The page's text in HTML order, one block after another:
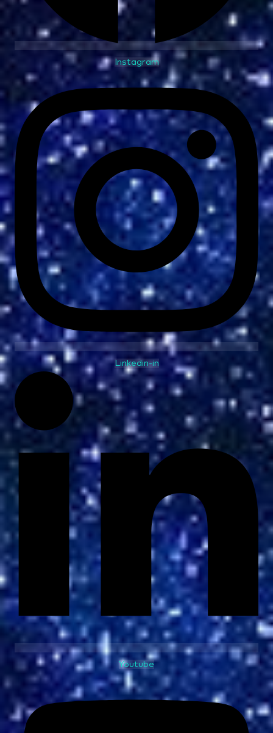
Instagram
Linkedin-in
Youtube